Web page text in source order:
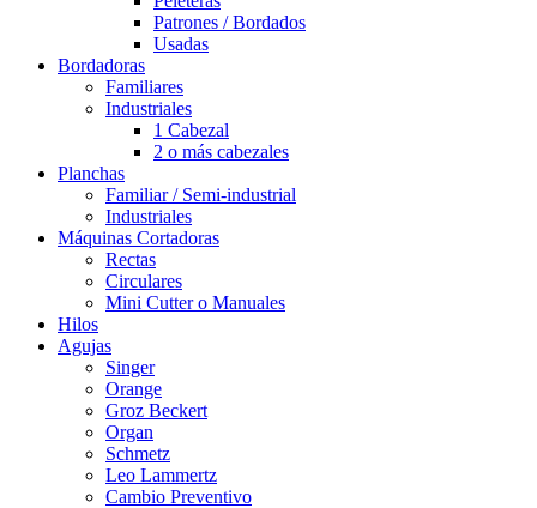
Patrones / Bordados
Usadas
Bordadoras
Familiares
Industriales
1 Cabezal
2 o más cabezales
Planchas
Familiar / Semi-industrial
Industriales
Máquinas Cortadoras
Rectas
Circulares
Mini Cutter o Manuales
Hilos
Agujas
Singer
Orange
Groz Beckert
Organ
Schmetz
Leo Lammertz
Cambio Preventivo